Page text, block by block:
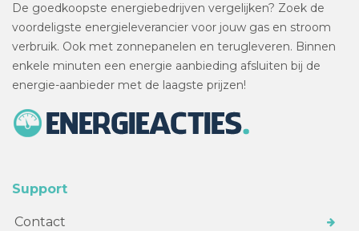
De goedkoopste energiebedrijven vergelijken? Zoek de
voordeligste energieleverancier voor jouw gas en stroom
verbruik. Ook met zonnepanelen en terugleveren. Binnen
enkele minuten een energie aanbieding afsluiten bij de
energie-aanbieder met de laagste prijzen!
Support
Contact